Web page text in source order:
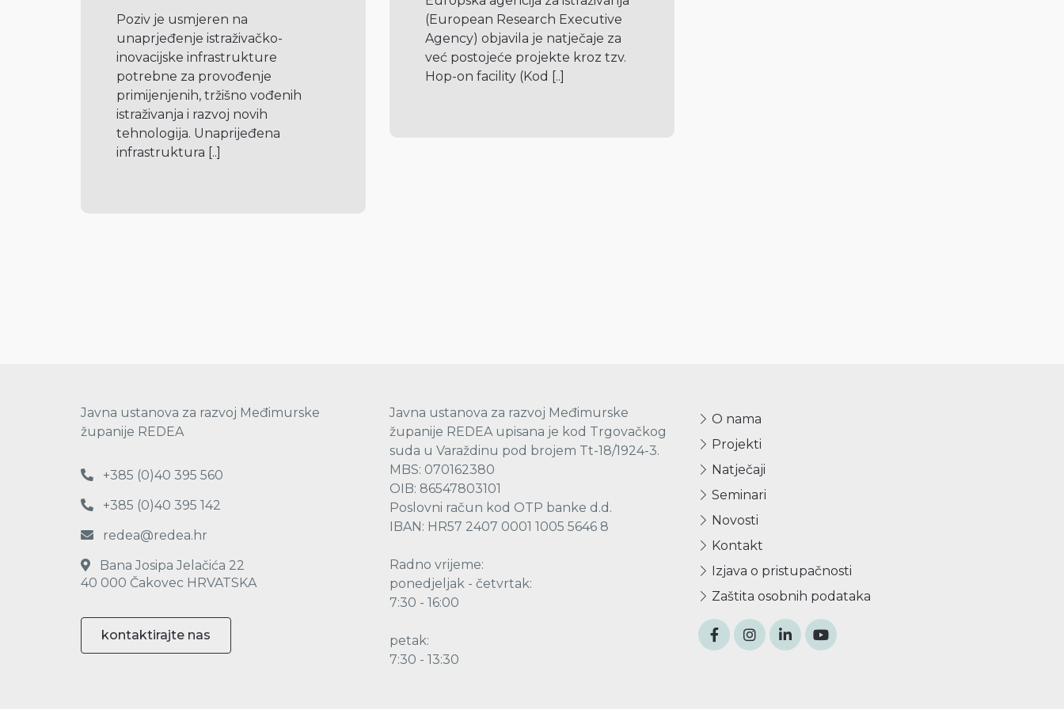
Poziv je usmjeren na
unaprjeđenje istraživačko-
inovacijske infrastrukture
potrebne za provođenje
primijenjenih, tržišno vođenih
istraživanja i razvoj novih
tehnologija. Unaprijeđena
infrastruktura [..]
(European Research Executive
Agency) objavila je natječaje za
već postojeće projekte kroz tzv.
Hop-on facility (Kod [..]
Javna ustanova za razvoj Međimurske
županije REDEA
+385 (0)40 395 560
+385 (0)40 395 142
redea@redea.hr
Bana Josipa Jelačića 22
40 000 Čakovec HRVATSKA
kontaktirajte nas
Javna ustanova za razvoj Međimurske
županije REDEA upisana je kod Trgovačkog
suda u Varaždinu pod brojem Tt-18/1924-3.
MBS: 070162380
OIB: 86547803101
Poslovni račun kod OTP banke d.d.
IBAN: HR57 2407 0001 1005 5646 8
Radno vrijeme:
ponedjeljak - četvrtak:
7:30 - 16:00
petak:
7:30 - 13:30
O nama
Projekti
Natječaji
Seminari
Novosti
Kontakt
Izjava o pristupačnosti
Zaštita osobnih podataka